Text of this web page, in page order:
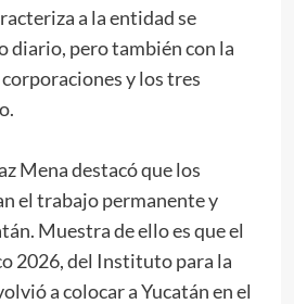
a la entidad se
diario, pero también con la
y los tres
Mena destacó que los
el trabajo permanente y
Muestra de ello es que el
2026, del Instituto para la
a colocar a Yucatán en el